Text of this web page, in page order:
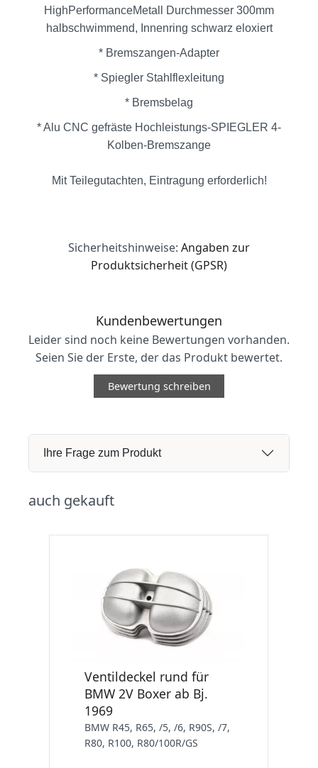
HighPerformanceMetall Durchmesser 300mm
halbschwimmend, Innenring schwarz eloxiert
* Bremszangen-Adapter
* Spiegler Stahlflexleitung
* Bremsbelag
* Alu CNC gefräste Hochleistungs-SPIEGLER 4-
Kolben-Bremszange
Mit Teilegutachten, Eintragung erforderlich!
Sicherheitshinweise: Angaben zur
Produktsicherheit (GPSR)
Kundenbewertungen
Leider sind noch keine Bewertungen vorhanden.
Seien Sie der Erste, der das Produkt bewertet.
Bewertung schreiben
Ihre Frage zum Produkt
auch gekauft
Ventildeckel rund für
BMW 2V Boxer ab Bj.
1969
BMW R45, R65, /5, /6, R90S, /7,
R80, R100, R80/100R/GS